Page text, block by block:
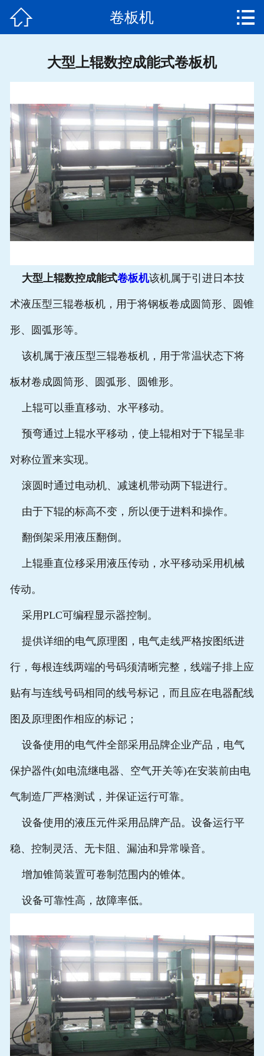
新闻动态
发货通知
客户案例
售后服务
 卷板机 
大型上辊数控成能式卷板机
大型上辊数控成能式卷板机该机属于引进日本技
术液压型三辊卷板机，用于将钢板卷成圆筒形、圆锥
形、圆弧形等。
该机属于液压型三辊卷板机，用于常温状态下将
板材卷成圆筒形、圆弧形、圆锥形。
上辊可以垂直移动、水平移动。
预弯通过上辊水平移动，使上辊相对于下辊呈非
对称位置来实现。
滚圆时通过电动机、减速机带动两下辊进行。
由于下辊的标高不变，所以便于进料和操作。
翻倒架采用液压翻倒。
上辊垂直位移采用液压传动，水平移动采用机械
传动。
采用PLC可编程显示器控制。
提供详细的电气原理图，电气走线严格按图纸进
行，每根连线两端的号码须清晰完整，线端子排上应
贴有与连线号码相同的线号标记，而且应在电器配线
图及原理图作相应的标记；
设备使用的电气件全部采用品牌企业产品，电气
保护器件(如电流继电器、空气开关等)在安装前由电
气制造厂严格测试，并保证运行可靠。
设备使用的液压元件采用品牌产品。设备运行平
稳、控制灵活、无卡阻、漏油和异常噪音。
增加锥筒装置可卷制范围内的锥体。
设备可靠性高，故障率低。